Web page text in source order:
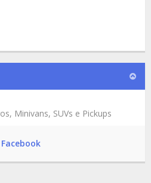
Minivans, SUVs e Pickups